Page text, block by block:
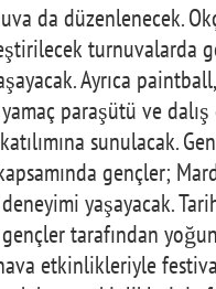
da düzenlenecek.
turnuvalarda
Ayrıca
yamaç paraşütü ve
sunulacak.
gençler;
yaşayacak.
tarafından
etkinlikleriyle